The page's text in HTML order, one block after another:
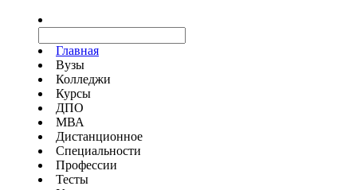
Главная
Вузы
Колледжи
Курсы
ДПО
МВА
Дистанционное
Специальности
Профессии
Тесты